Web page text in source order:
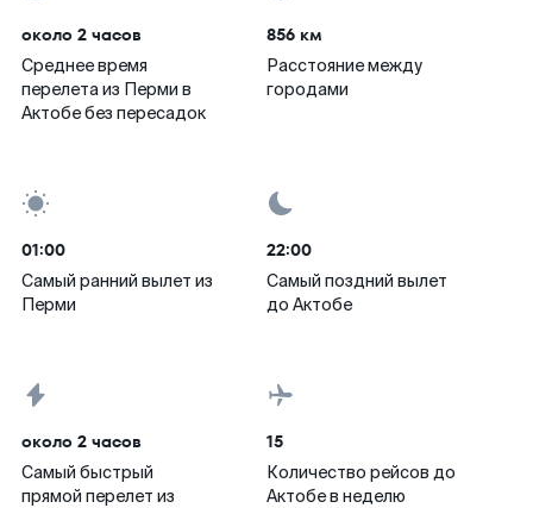
около 2 часов
Среднее время
перелета из Перми в
Актобе без пересадок
856 км
Расстояние между
городами
01:00
Самый ранний вылет из
Перми
22:00
Самый поздний вылет
до Актобе
около 2 часов
Самый быстрый
прямой перелет из
15
Количество рейсов до
Актобе в неделю